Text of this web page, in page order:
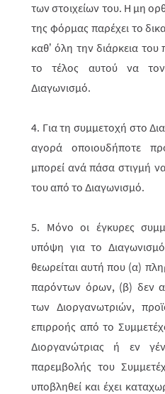
των στοιχείων του. Η μη
της φόρμας παρέχει το
καθ’ όλη την διάρκεια
το τέλος αυτού να
Διαγωνισμό.
4. Για τη συμμετοχή στο
αγορά οποιουδήποτε
μπορεί ανά πάσα στιγμή
του από το Διαγωνισμό.
5. Μόνο οι έγκυρες
υπόψη για το
θεωρείται αυτή που (α)
παρόντων όρων, (β) δεν
των Διοργανωτριών,
επιρροής από το
Διοργανώτριας ή εν
παρεμβολής του
υποβληθεί και έχει